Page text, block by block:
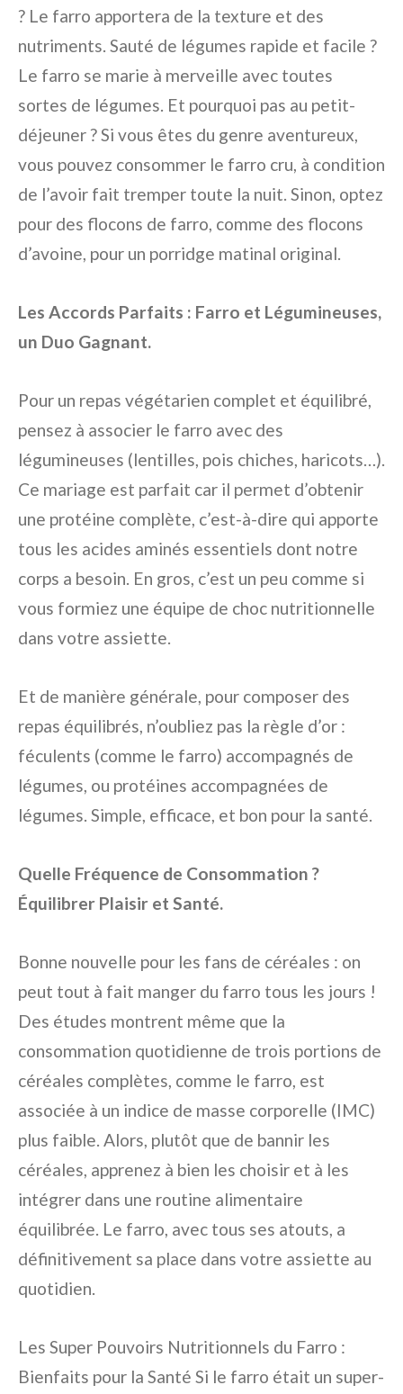
? Le farro apportera de la texture et des
nutriments. Sauté de légumes rapide et facile ?
Le farro se marie à merveille avec toutes
sortes de légumes. Et pourquoi pas au petit-
déjeuner ? Si vous êtes du genre aventureux,
vous pouvez consommer le farro cru, à condition
de l’avoir fait tremper toute la nuit. Sinon, optez
pour des flocons de farro, comme des flocons
d’avoine, pour un porridge matinal original.
Les Accords Parfaits : Farro et Légumineuses,
un Duo Gagnant.
Pour un repas végétarien complet et équilibré,
pensez à associer le farro avec des
légumineuses (lentilles, pois chiches, haricots…).
Ce mariage est parfait car il permet d’obtenir
une protéine complète, c’est-à-dire qui apporte
tous les acides aminés essentiels dont notre
corps a besoin. En gros, c’est un peu comme si
vous formiez une équipe de choc nutritionnelle
dans votre assiette.
Et de manière générale, pour composer des
repas équilibrés, n’oubliez pas la règle d’or :
féculents (comme le farro) accompagnés de
légumes, ou protéines accompagnées de
légumes. Simple, efficace, et bon pour la santé.
Quelle Fréquence de Consommation ?
Équilibrer Plaisir et Santé.
Bonne nouvelle pour les fans de céréales : on
peut tout à fait manger du farro tous les jours !
Des études montrent même que la
consommation quotidienne de trois portions de
céréales complètes, comme le farro, est
associée à un indice de masse corporelle (IMC)
plus faible. Alors, plutôt que de bannir les
céréales, apprenez à bien les choisir et à les
intégrer dans une routine alimentaire
équilibrée. Le farro, avec tous ses atouts, a
définitivement sa place dans votre assiette au
quotidien.
Les Super Pouvoirs Nutritionnels du Farro :
Bienfaits pour la Santé Si le farro était un super-